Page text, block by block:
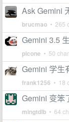
Ask Gemini
brucmao • 265
Gemini 3.5
picone • 50
Gemini 学生
frank1256 • 18
Gemini 变笨
mingtdlb • 64